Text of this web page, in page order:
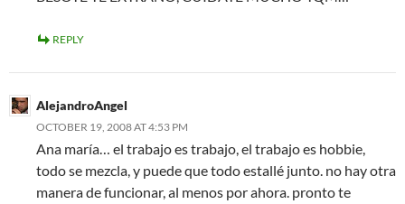
REPLY
AlejandroAngel
OCTOBER 19, 2008 AT 4:53 PM
Ana maría… el trabajo es trabajo, el trabajo es hobbie,
todo se mezcla, y puede que todo estallé junto. no hay otra
manera de funcionar, al menos por ahora. pronto te